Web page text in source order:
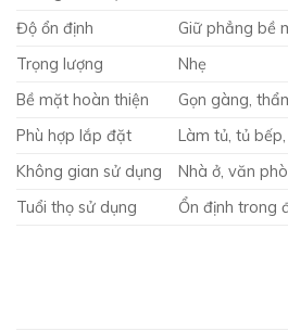
Độ ổn định
Giữ phẳng bề
Trọng lượng
Nhẹ
Bề mặt hoàn thiện
Gọn gàng,
Phù hợp lắp đặt
Làm tủ, tủ bếp,
Không gian sử dụng
Nhà ở, văn
Tuổi thọ sử dụng
Ổn định trong